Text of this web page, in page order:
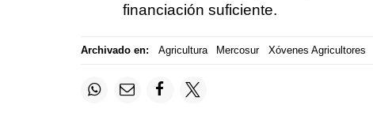
financiación suficiente.
Archivado en: Agricultura Mercosur Xóvenes Agricultores